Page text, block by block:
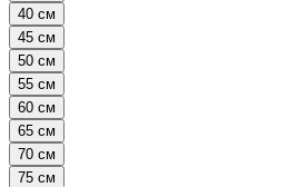
40 см
45 см
50 см
55 см
60 см
65 см
70 см
75 см